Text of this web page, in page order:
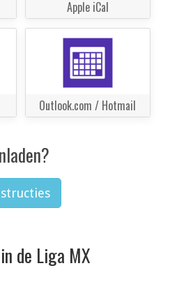
Apple iCal
Outlook.com / Hotmail
de Liga MX